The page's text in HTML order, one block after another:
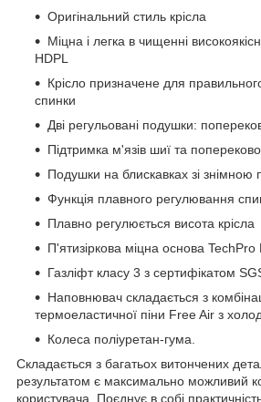
Оригінальний стиль крісла
Міцна і легка в чищенні
HDPL
Крісло призначене для
спинки
Дві регульовані подушки:
Підтримка м'язів шиї та
Подушки на блискавках зі знімною
Функція плавного регулювання
Плавно регулюється висота крісла
П'ятизіркова міцна основа TechPro
Газліфт класу 3 з сертифікатом
Наповнювач складається з
термоеластичної піни Free Air з
Колеса поліуретан-гума.
Складається з багатьох витончених
результатом є максимально можливий
користувача. Поєднує в собі